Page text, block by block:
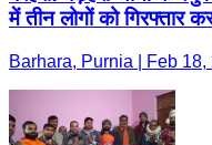
में तीन लोगों को गिरफ्तार
Barhara, Purnia | Feb 18,